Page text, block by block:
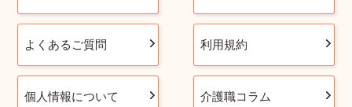
よくあるご質問 利用規約
個人情報について 介護職コラム